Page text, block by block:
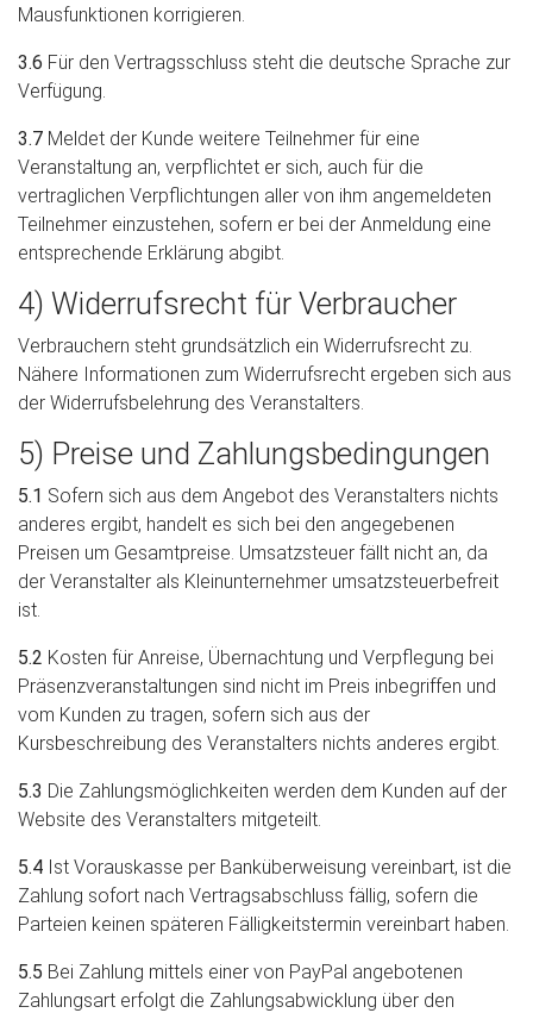
Mausfunktionen korrigieren.
3.6 Für den Vertragsschluss steht die deutsche Sprache zur
Verfügung.
3.7 Meldet der Kunde weitere Teilnehmer für eine
Veranstaltung an, verpflichtet er sich, auch für die
vertraglichen Verpflichtungen aller von ihm angemeldeten
Teilnehmer einzustehen, sofern er bei der Anmeldung eine
entsprechende Erklärung abgibt.
4) Widerrufsrecht für Verbraucher
Verbrauchern steht grundsätzlich ein Widerrufsrecht zu.
Nähere Informationen zum Widerrufsrecht ergeben sich aus
der Widerrufsbelehrung des Veranstalters.
5) Preise und Zahlungsbedingungen
5.1 Sofern sich aus dem Angebot des Veranstalters nichts
anderes ergibt, handelt es sich bei den angegebenen
Preisen um Gesamtpreise. Umsatzsteuer fällt nicht an, da
der Veranstalter als Kleinunternehmer umsatzsteuerbefreit
ist.
5.2 Kosten für Anreise, Übernachtung und Verpflegung bei
Präsenzveranstaltungen sind nicht im Preis inbegriffen und
vom Kunden zu tragen, sofern sich aus der
Kursbeschreibung des Veranstalters nichts anderes ergibt.
5.3 Die Zahlungsmöglichkeiten werden dem Kunden auf der
Website des Veranstalters mitgeteilt.
5.4 Ist Vorauskasse per Banküberweisung vereinbart, ist die
Zahlung sofort nach Vertragsabschluss fällig, sofern die
Parteien keinen späteren Fälligkeitstermin vereinbart haben.
5.5 Bei Zahlung mittels einer von PayPal angebotenen
Zahlungsart erfolgt die Zahlungsabwicklung über den